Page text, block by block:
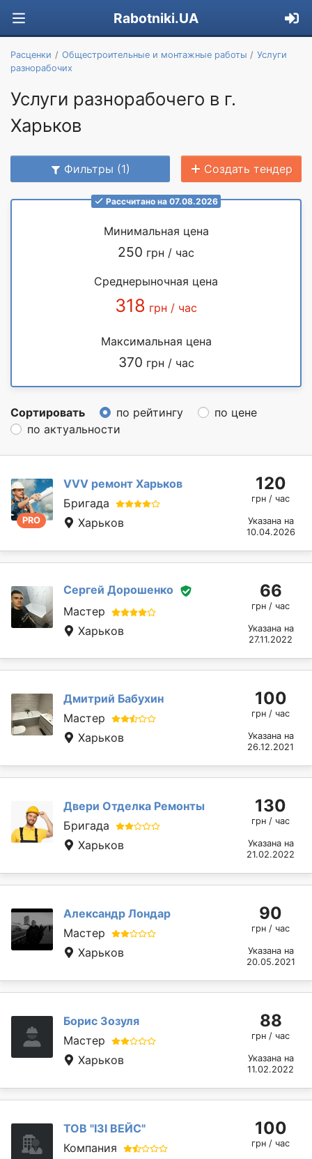
Rabotniki.UA
Расценки Общестроительные и монтажные работы
Услуги
разнорабочих
Услуги разнорабочего в г.
Харьков
Фильтры (1) Создать тендер
Рассчитано на 07.08.2026
Минимальная цена
250 грн / час
Среднерыночная цена
318 грн / час
Максимальная цена
370 грн / час
Сортировать по рейтингу
по цене
по актуальности
PRO
VVV ремонт Харьков
Бригада
Харьков
120
грн / час
Указана на
10.04.2026
Сергей Дорошенко
Мастер
Харьков
66
грн / час
Указана на
27.11.2022
Дмитрий Бабухин
Мастер
Харьков
100
грн / час
Указана на
26.12.2021
Двери Отделка Ремонты
Бригада
Харьков
130
грн / час
Указана на
21.02.2022
Александр Лондар
Мастер
Харьков
90
грн / час
Указана на
20.05.2021
Борис Зозуля
Мастер
Харьков
88
грн / час
Указана на
11.02.2022
ТОВ "ІЗІ ВЕЙС"
Компания
100
грн / час